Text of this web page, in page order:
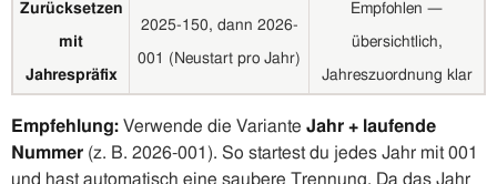
Zurücksetzen
mit
Jahrespräfix
2025-150, dann 2026-
001 (Neustart pro Jahr)
Empfohlen —
übersichtlich,
Jahreszuordnung klar
Empfehlung: Verwende die Variante Jahr + laufende
Nummer (z. B. 2026-001). So startest du jedes Jahr mit 001
und hast automatisch eine saubere Trennung. Da das Jahr